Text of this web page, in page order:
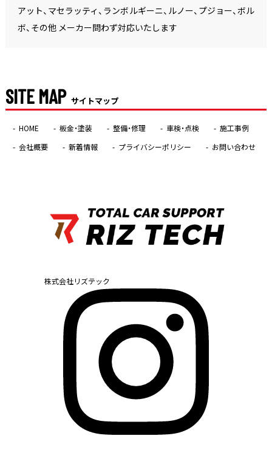
アット、マセラッティ、ランボルギーニ、ルノー、プジョー、ボル
ボ、その他 メーカー問わず対応いたします
SITE MAP サイトマップ
HOME 板金・塗装 整備・修理 車検・点検
施工事例
会社概要
新着情報 プライバシーポリシー お問い合わせ
株式会社リズテック